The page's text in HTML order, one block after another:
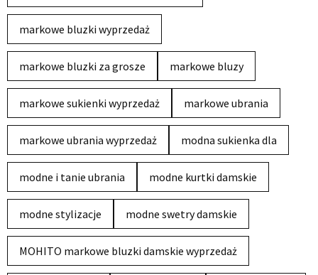
markowe bluzki wyprzedaż
markowe bluzki za grosze markowe bluzy
markowe sukienki wyprzedaż markowe ubrania
markowe ubrania wyprzedaż modna sukienka dla
modne i tanie ubrania modne kurtki damskie
modne stylizacje modne swetry damskie
MOHITO markowe bluzki damskie wyprzedaż